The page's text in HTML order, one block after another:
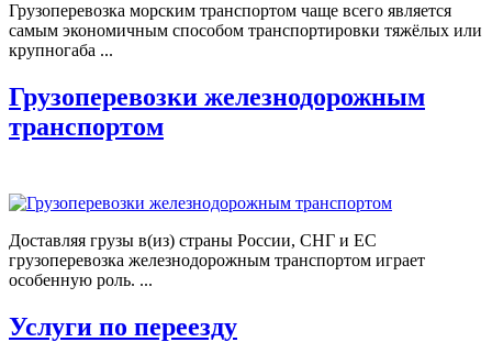
Грузоперевозка морским транспортом чаще всего является
самым экономичным способом транспортировки тяжёлых или
крупногаба ...
Грузоперевозки железнодорожным
транспортом
Доставляя грузы в(из) страны России, СНГ и ЕС
грузоперевозка железнодорожным транспортом играет
особенную роль. ...
Услуги по переезду